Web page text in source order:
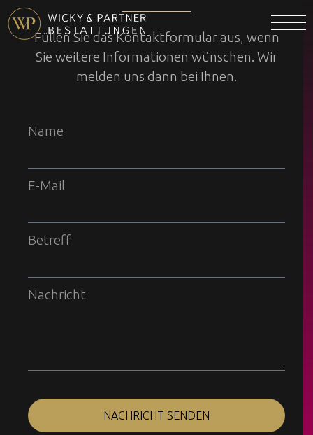
Füllen Sie das Kontaktformular aus, wenn
Sie weitere Informationen wünschen. Wir
melden uns dann bei Ihnen.
Name
E-Mail
Betreff
Nachricht
NACHRICHT SENDEN